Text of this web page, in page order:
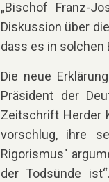
„Bischof Franz-
Diskussion über
dass es in solchen
Die neue
Präsident der
Zeitschrift Herder
vorschlug, ihre
Rigorismus"
der Todsünde